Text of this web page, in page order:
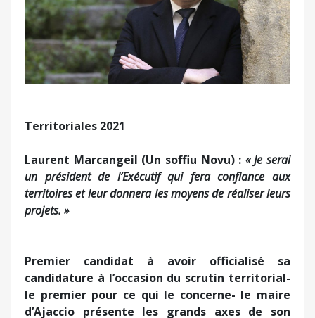
Territoriales 2021
Laurent Marcangeil (Un soffiu Novu) : « Je serai
un président de l’Exécutif qui fera confiance aux
territoires et leur donnera les moyens de réaliser leurs
projets. »
Premier candidat à avoir officialisé sa
candidature à l’occasion du scrutin territorial-
le premier pour ce qui le concerne- le maire
d’Ajaccio présente les grands axes de son